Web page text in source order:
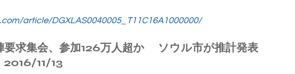
article/DGXLAS0040005_T11C16A1000000/
要求集会、参加126万人超か 　ソウル市が推計発表
2016/11/13